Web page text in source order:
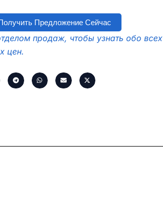
Предложение Сейчас
продаж, чтобы узнать обо всех
цен.